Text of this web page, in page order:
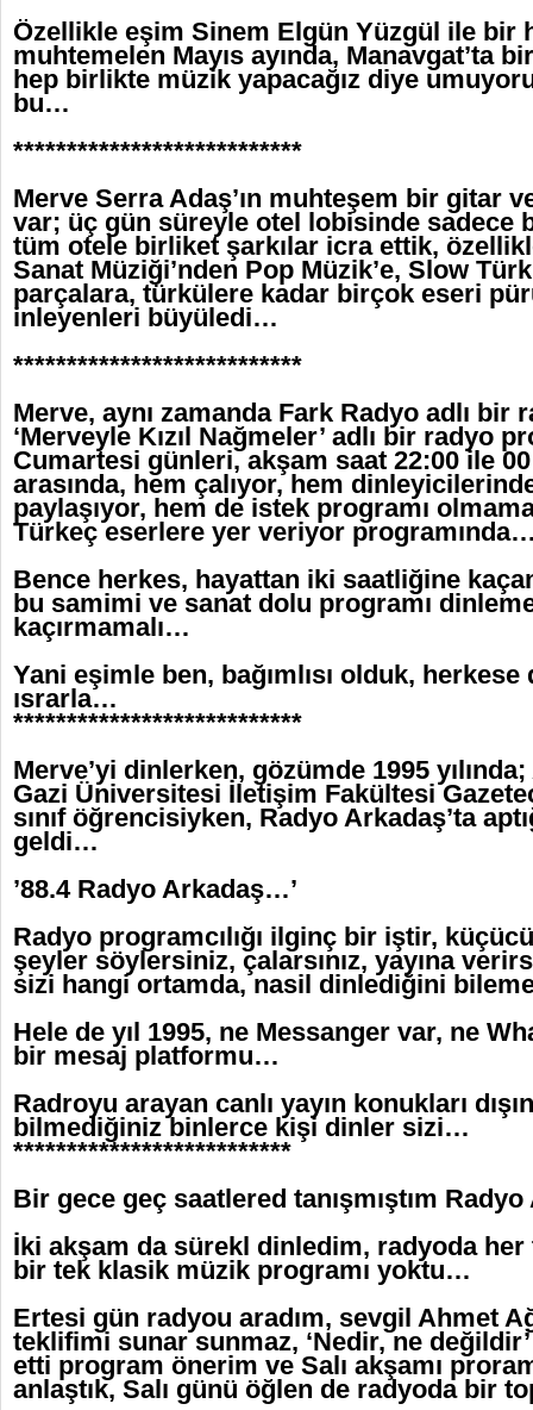
Özellikle eşim Sinem Elgün Yüzgül ile bir
muhtemelen Mayıs ayında, Manavgat’ta
hep birlikte müzik yapacağız diye
bu…
***************************
Merve Serra Adaş’ın muhteşem bir gitar
var; üç gün süreyle otel lobisinde sadece
tüm otele birliket şarkılar icra ettik,
Sanat Müziği’nden Pop Müzik’e, Slow
parçalara, türkülere kadar birçok eseri
inleyenleri büyüledi…
***************************
Merve, aynı zamanda Fark Radyo adlı bir
‘Merveyle Kızıl Nağmeler’ adlı bir radyo
Cumartesi günleri, akşam saat 22:00 ile
arasında, hem çalıyor, hem
paylaşıyor, hem de istek programı
Türkeç eserlere yer veriyor
Bence herkes, hayattan iki saatliğine
bu samimi ve sanat dolu programı
kaçırmamalı…
Yani eşimle ben, bağımlısı olduk,
ısrarla…
***************************
Merve’yi dinlerken, gözümde 1995
Gazi Üniversitesi İletişim Fakültesi
sınıf öğrencisiyken, Radyo Arkadaş’ta
geldi…
’88.4 Radyo Arkadaş…’
Radyo programcılığı ilginç bir iştir,
şeyler söylersiniz, çalarsınız, yayına
sizi hangi ortamda, nasil dinlediğini
Hele de yıl 1995, ne Messanger var, ne
bir mesaj platformu…
Radroyu arayan canlı yayın konukları
bilmediğiniz binlerce kişi dinler sizi…
**************************
Bir gece geç saatlered tanışmıştım
İki akşam da sürekl dinledim, radyoda her
bir tek klasik müzik programı yoktu…
Ertesi gün radyou aradım, sevgil Ahmet
teklifimi sunar sunmaz, ‘Nedir, ne
etti program önerim ve Salı akşamı
anlaştık, Salı günü öğlen de radyoda bir